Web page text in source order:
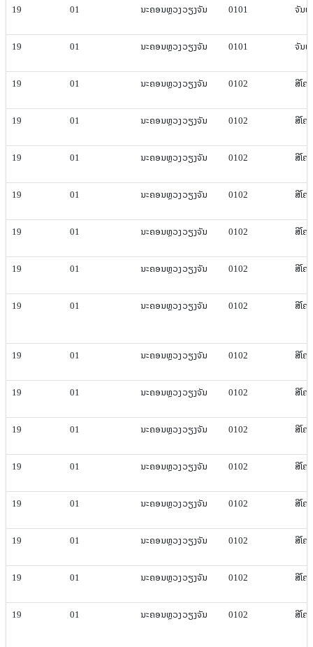
19 01 ນະຄອນຫຼວງ​ວຽງ​ຈັນ 0101 ຈັນ
19 01 ນະຄອນຫຼວງ​ວຽງ​ຈັນ 0101 ຈັນ
19 01 ນະຄອນຫຼວງ​ວຽງ​ຈັນ 0102 ສີ​ໂຄ
19 01 ນະຄອນຫຼວງ​ວຽງ​ຈັນ 0102 ສີ​ໂຄ
19 01 ນະຄອນຫຼວງ​ວຽງ​ຈັນ 0102 ສີ​ໂຄ
19 01 ນະຄອນຫຼວງ​ວຽງ​ຈັນ 0102 ສີ​ໂຄ
19 01 ນະຄອນຫຼວງ​ວຽງ​ຈັນ 0102 ສີ​ໂຄ
19 01 ນະຄອນຫຼວງ​ວຽງ​ຈັນ 0102 ສີ​ໂຄ
19 01 ນະຄອນຫຼວງ​ວຽງ​ຈັນ 0102 ສີ​ໂຄ
19 01 ນະຄອນຫຼວງ​ວຽງ​ຈັນ 0102 ສີ​ໂຄ
19 01 ນະຄອນຫຼວງ​ວຽງ​ຈັນ 0102 ສີ​ໂຄ
19 01 ນະຄອນຫຼວງ​ວຽງ​ຈັນ 0102 ສີ​ໂຄ
19 01 ນະຄອນຫຼວງ​ວຽງ​ຈັນ 0102 ສີ​ໂຄ
19 01 ນະຄອນຫຼວງ​ວຽງ​ຈັນ 0102 ສີ​ໂຄ
19 01 ນະຄອນຫຼວງ​ວຽງ​ຈັນ 0102 ສີ​ໂຄ
19 01 ນະຄອນຫຼວງ​ວຽງ​ຈັນ 0102 ສີ​ໂຄ
19 01 ນະຄອນຫຼວງ​ວຽງ​ຈັນ 0102 ສີ​ໂຄ